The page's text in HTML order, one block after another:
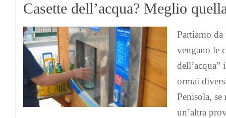
Casette dell’acqua? Meglio
Partiamo
vengano le
dell’acqua”
ormai
Penisola,
un’altra